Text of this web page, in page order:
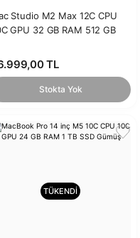
Studio M2 Max 12C CPU
GPU 32 GB RAM 512 GB
TL
Stokta Yok
TÜKENDİ